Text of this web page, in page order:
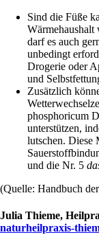
Sind die Füße
Wärmehaushalt
darf es auch
unbedingt
Drogerie oder
und
Zusätzlich
phosphoricum
unterstützen,
lutschen. Diese
und die Nr. 5
(Quelle: Handbuch
Julia Thieme,
naturheilpraxis-